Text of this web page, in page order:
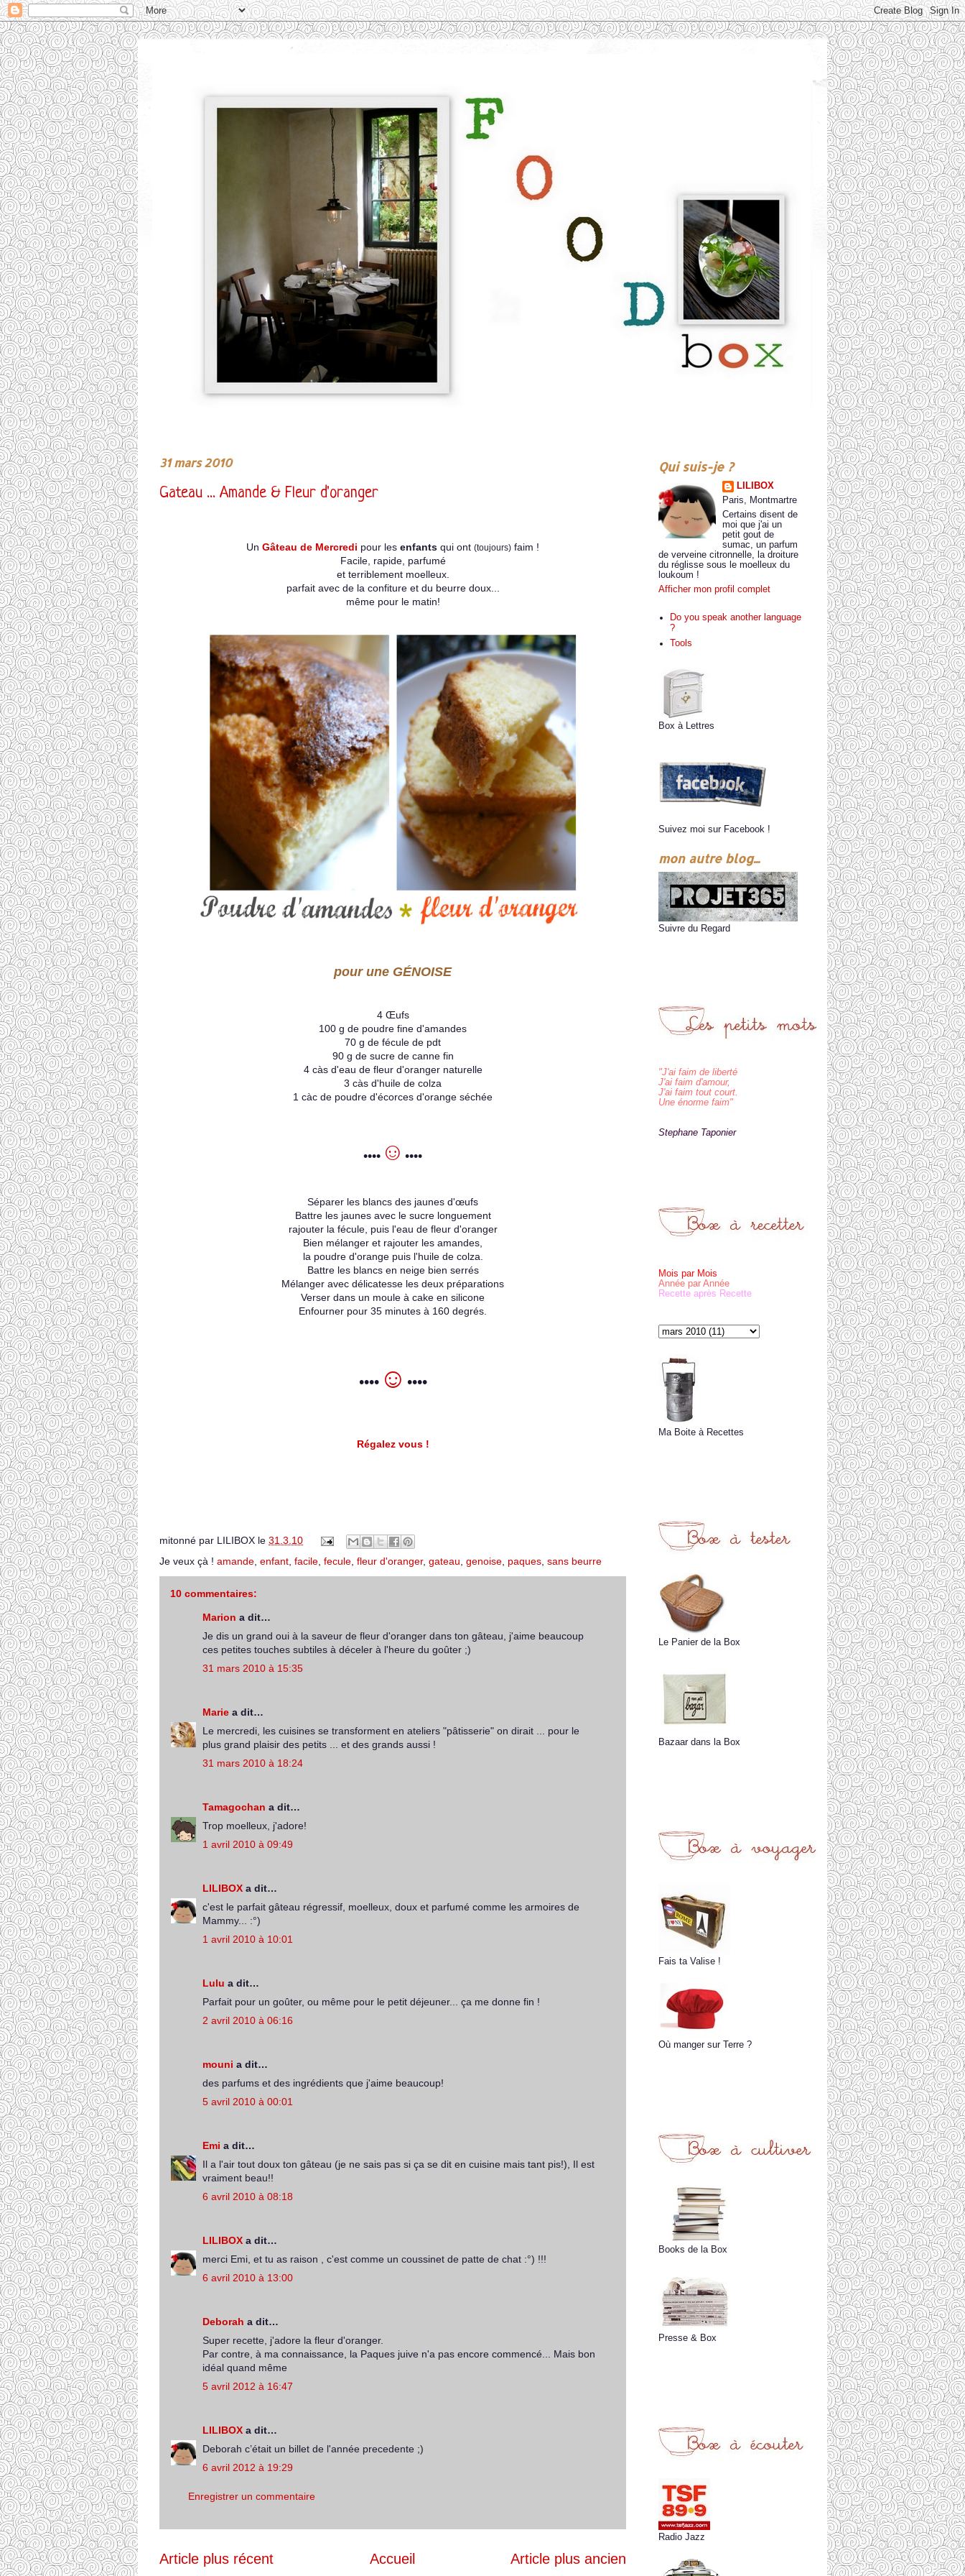
31 mars 2010
Gateau ... Amande & Fleur d'oranger
Un Gâteau de Mercredi pour les enfants qui ont (toujours) faim !
Facile, rapide, parfumé
et terriblement moelleux.
parfait avec de la confiture et du beurre doux...
même pour le matin!
pour une GÉNOISE
4 Œufs
100 g de poudre fine d'amandes
70 g de fécule de pdt
90 g de sucre de canne fin
4 càs d'eau de fleur d'oranger naturelle
3 càs d'huile de colza
1 càc de poudre d'écorces d'orange séchée
•••• ☺ ••••
Séparer les blancs des jaunes d'œufs
Battre les jaunes avec le sucre longuement
rajouter la fécule, puis l'eau de fleur d'oranger
Bien mélanger et rajouter les amandes,
la poudre d'orange puis l'huile de colza.
Battre les blancs en neige bien serrés
Mélanger avec délicatesse les deux préparations
Verser dans un moule à cake en silicone
Enfourner pour 35 minutes à 160 degrés.
••••☺ ••••
Régalez vous !
mitonné par LILIBOX le 31.3.10
Je veux çà ! amande enfant facile fecule fleur d'oranger, gateau genoise paques sans beurre
10 commentaires:
Marion a dit…
Je dis un grand oui à la saveur de fleur d'oranger dans ton gâteau, j'aime beaucoup
ces petites touches subtiles à déceler à l'heure du goûter ;)
31 mars 2010 à 15:35
Marie a dit…
Le mercredi, les cuisines se transforment en ateliers "pâtisserie" on dirait ... pour le
plus grand plaisir des petits ... et des grands aussi !
31 mars 2010 à 18:24
Tamagochan a dit…
Trop moelleux, j'adore!
1 avril 2010 à 09:49
LILIBOX a dit…
c'est le parfait gâteau régressif, moelleux, doux et parfumé comme les armoires de
Mammy... :°)
1 avril 2010 à 10:01
Lulu a dit…
Parfait pour un goûter, ou même pour le petit déjeuner... ça me donne fin !
2 avril 2010 à 06:16
mouni a dit…
des parfums et des ingrédients que j'aime beaucoup!
5 avril 2010 à 00:01
Emi a dit…
Il a l'air tout doux ton gâteau (je ne sais pas si ça se dit en cuisine mais tant pis!), Il est
vraiment beau!!
6 avril 2010 à 08:18
LILIBOX a dit…
merci Emi, et tu as raison , c'est comme un coussinet de patte de chat :°) !!!
6 avril 2010 à 13:00
Deborah a dit…
Super recette, j'adore la fleur d'oranger.
Par contre, à ma connaissance, la Paques juive n'a pas encore commencé... Mais bon
idéal quand même
5 avril 2012 à 16:47
LILIBOX a dit…
Deborah c’était un billet de l'année precedente ;)
6 avril 2012 à 19:29
Enregistrer un commentaire
Article plus récent Article plus ancien
Accueil
Qui suis-je ?
LILIBOX
Paris, Montmartre
Certains disent de
moi que j'ai un
petit gout de
sumac, un parfum
de verveine citronnelle, la droiture
du réglisse sous le moelleux du
loukoum !
Afficher mon profil complet
Do you speak another language
?
Tools
Box à Lettres
Suivez moi sur Facebook !
mon autre blog...
Suivre du Regard
"J'ai faim de liberté
J'ai faim d'amour,
J'ai faim tout court.
Une énorme faim"
Stephane Taponier
Mois par Mois
Année par Année
Recette après Recette
Ma Boite à Recettes
Le Panier de la Box
Bazaar dans la Box
Fais ta Valise !
Où manger sur Terre ?
Books de la Box
Presse & Box
Radio Jazz